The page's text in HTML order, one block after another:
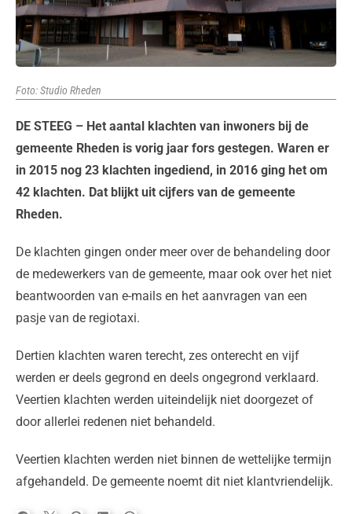
Foto: Studio Rheden
DE STEEG – Het aantal klachten van inwoners bij de
gemeente Rheden is vorig jaar fors gestegen. Waren er
in 2015 nog 23 klachten ingediend, in 2016 ging het om
42 klachten. Dat blijkt uit cijfers van de gemeente
Rheden.
De klachten gingen onder meer over de behandeling door
de medewerkers van de gemeente, maar ook over het niet
beantwoorden van e-mails en het aanvragen van een
pasje van de regiotaxi.
Dertien klachten waren terecht, zes onterecht en vijf
werden er deels gegrond en deels ongegrond verklaard.
Veertien klachten werden uiteindelijk niet doorgezet of
door allerlei redenen niet behandeld.
Veertien klachten werden niet binnen de wettelijke termijn
afgehandeld. De gemeente noemt dit niet klantvriendelijk.